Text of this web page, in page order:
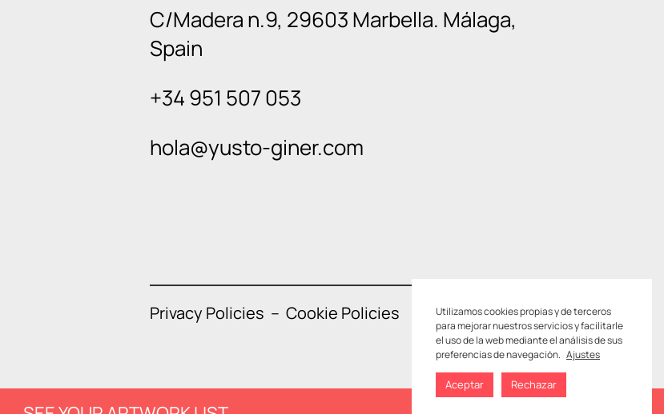
C/Madera n.9, 29603 Marbella. Málaga,
Spain
+34 951 507 053
hola@yusto-giner.com
Privacy Policies – Cookie Policies
Utilizamos cookies propias y de terceros
para mejorar nuestros servicios y facilitarle
el uso de la web mediante el análisis de sus
preferencias de navegación. Ajustes
Aceptar Rechazar